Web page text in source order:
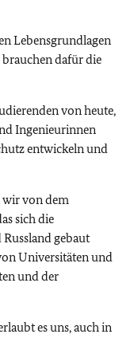
Lebensgrundlagen
dafür die
von heute,
Ingenieurinnen
entwickeln und
wir von dem
sich die
gebaut
Universitäten und
und der
es uns, auch in